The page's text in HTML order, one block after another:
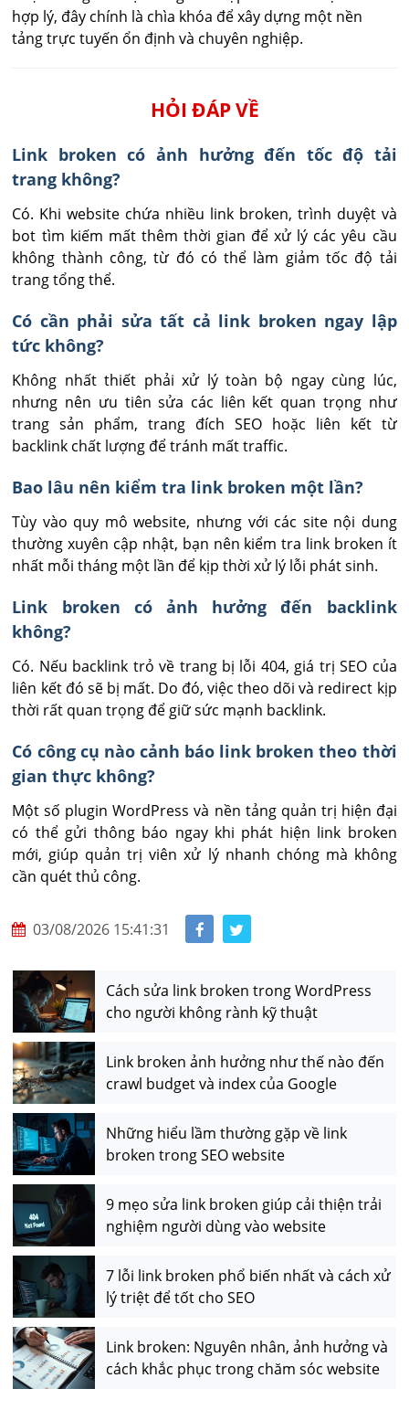
hợp lý, đây chính là chìa khóa để xây dựng một nền
tảng trực tuyến ổn định và chuyên nghiệp.
HỎI ĐÁP VỀ
Link broken có ảnh hưởng đến tốc độ tải
trang không?
Có. Khi website chứa nhiều link broken, trình duyệt và
bot tìm kiếm mất thêm thời gian để xử lý các yêu cầu
không thành công, từ đó có thể làm giảm tốc độ tải
trang tổng thể.
Có cần phải sửa tất cả link broken ngay lập
tức không?
Không nhất thiết phải xử lý toàn bộ ngay cùng lúc,
nhưng nên ưu tiên sửa các liên kết quan trọng như
trang sản phẩm, trang đích SEO hoặc liên kết từ
backlink chất lượng để tránh mất traffic.
Bao lâu nên kiểm tra link broken một lần?
Tùy vào quy mô website, nhưng với các site nội dung
thường xuyên cập nhật, bạn nên kiểm tra link broken ít
nhất mỗi tháng một lần để kịp thời xử lý lỗi phát sinh.
Link broken có ảnh hưởng đến backlink
không?
Có. Nếu backlink trỏ về trang bị lỗi 404, giá trị SEO của
liên kết đó sẽ bị mất. Do đó, việc theo dõi và redirect kịp
thời rất quan trọng để giữ sức mạnh backlink.
Có công cụ nào cảnh báo link broken theo thời
gian thực không?
Một số plugin WordPress và nền tảng quản trị hiện đại
có thể gửi thông báo ngay khi phát hiện link broken
mới, giúp quản trị viên xử lý nhanh chóng mà không
cần quét thủ công.
03/08/2026 15:41:31
Cách sửa link broken trong WordPress
cho người không rành kỹ thuật
Link broken ảnh hưởng như thế nào đến
crawl budget và index của Google
Những hiểu lầm thường gặp về link
broken trong SEO website
9 mẹo sửa link broken giúp cải thiện trải
nghiệm người dùng vào website
7 lỗi link broken phổ biến nhất và cách xử
lý triệt để tốt cho SEO
Link broken: Nguyên nhân, ảnh hưởng và
cách khắc phục trong chăm sóc website